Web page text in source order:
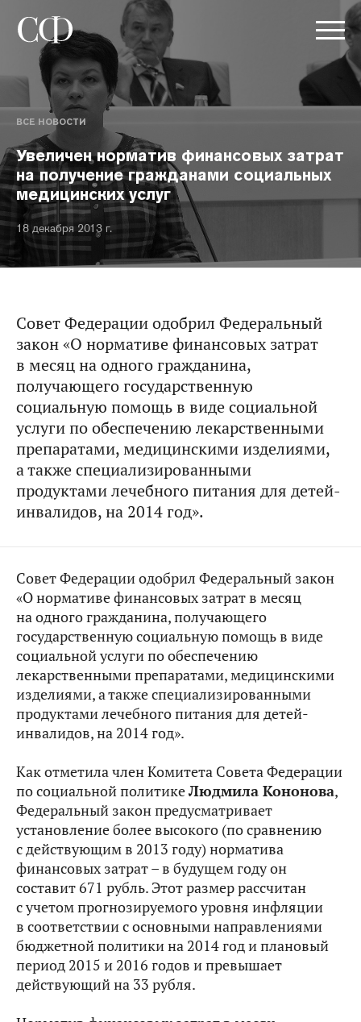
ВСЕ НОВОСТИ
Увеличен норматив финансовых затрат
на получение гражданами социальных
медицинских услуг
18 декабря 2013 г.
Совет Федерации одобрил Федеральный
закон «О нормативе финансовых затрат
в месяц на одного гражданина,
получающего государственную
социальную помощь в виде социальной
услуги по обеспечению лекарственными
препаратами, медицинскими изделиями,
а также специализированными
продуктами лечебного питания для детей-
инвалидов, на 2014 год».
Совет Федерации одобрил Федеральный закон
«О нормативе финансовых затрат в месяц
на одного гражданина, получающего
государственную социальную помощь в виде
социальной услуги по обеспечению
лекарственными препаратами, медицинскими
изделиями, а также специализированными
продуктами лечебного питания для детей-
инвалидов, на 2014 год».
Как отметила член Комитета Совета Федерации
по социальной политикеЛюдмила Кононова,
Федеральный закон предусматривает
установление более высокого (по сравнению
с действующим в 2013 году) норматива
финансовых затрат – в будущем году он
составит 671 рубль. Этот размер рассчитан
с учетом прогнозируемого уровня инфляции
в соответствии с основными направлениями
бюджетной политики на 2014 год и плановый
период 2015 и 2016 годов и превышает
действующий на 33 рубля.